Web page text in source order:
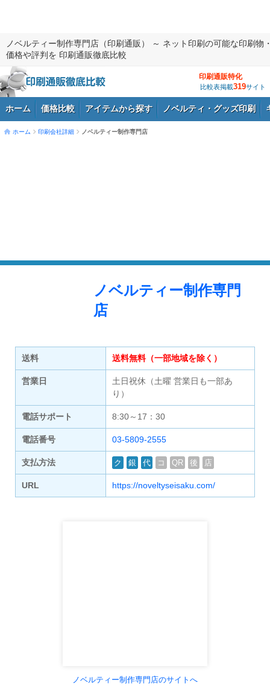
ノベルティー制作専門店（印刷通販） ～ ネット印刷の可能な印刷物
価格や評判を 印刷通販徹底比較
印刷通販特化
比較表掲載319サイト
ホーム 価格比較 アイテムから探す ノベルティ・グッズ印刷
ホーム 印刷会社詳細 ノベルティー制作専門店
ノベルティー制作専門
店
ノベルティー制作専門店のサイトへ
送料 送料無料（一部地域を除く）
営業日
土日祝休（土曜 営業日も一部あ
り）
電話サポート 8:30～17：30
電話番号 03-5809-2555
支払方法 ク 銀 代 コ QR 後 店
URL https://noveltyseisaku.com/